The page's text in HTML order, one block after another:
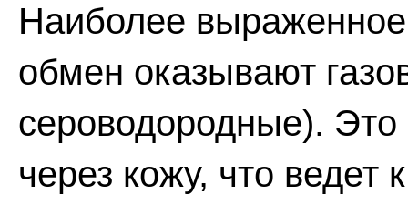
Наиболее
обмен оказывают
сероводородные). Это
через кожу, что